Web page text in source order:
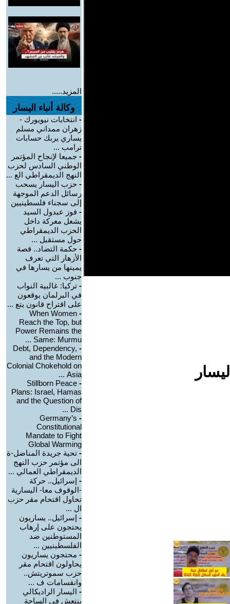
المزيد.....
وكالة أنباء اليسار
- انتخابات نيويورك -
زهران ممداني مسلم
يساري يربك حسابات
ترامب ...
- جميعا لإنجاح المؤتمر
الوطني السادس لحزب
النهج الديمقراطي الع ...
- حزب اليسار يسحب
رسائل الدعم الموجهة
إلى سجناء فلسطينيين
- فوز عبدول السيد
يشعل معركة داخل
الحزب الديمقراطي
حول مستقبل ...
- حكمة التضاد.. قصة
الأزهار التي تعرف
يمينها من يسارها في
جنوب ...
- تركيا: غالبية النواب
في البرلمان يوقعون
على اقتراح قانون يتع ...
-
When Women
Reach the Top, but
Power Remains the
Same: Murmu ...
-
Debt, Dependency,
and the Modern
Colonial Chokehold on
Asia ...
-
Stillborn Peace
Plans: Israel, Hamas
and the Question of
Dis ...
-
Germany’s
Constitutional
Mandate to Fight
Global Warming
- تحية جريدة المناضل-ة
الى مؤتمر حزب النهج
الديمقراطي العمالي ...
- إسرائيل.. حركة
-الوقوف معا- اليسارية
تحاول اقتحام مقر حزب
ال ...
- إسرائيل.. يساريون
يحتجون على إرهاب
المستوطنين ضد
الفلسطينيين ...
- محتجون يساريون
يحاولون اقتحام مقر
حزب سموتريتش..
وانقسامات ف ...
- اليسار الراديكالي
ينتعش في الساحة